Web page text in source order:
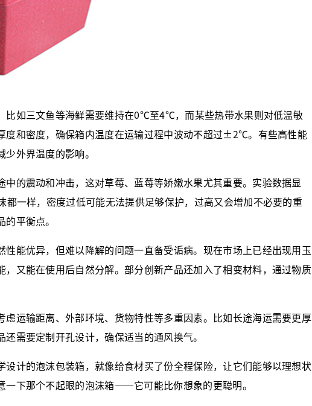
如三文鱼等海鲜需要维持在0℃至4℃，而某些热带水果则对低温敏
度和密度，确保箱内温度在运输过程中波动不超过±2℃。有些高性能
外界温度的影响。
震动和冲击，这对草莓、蓝莓等娇嫩水果尤其重要。实验数据显
一样，密度过低可能无法提供足够保护，过高又会增加不必要的重
平衡点。
优异，但难以降解的问题一直备受诟病。现在市场上已经出现用玉
又能在使用后自然分解。部分创新产品还加入了相变材料，通过物质
运输距离、外部环境、货物特性等多重因素。比如长途海运需要更厚
需要定制开孔设计，确保适当的通风换气。
计的泡沫包装箱，就像给食材买了份全程保险，让它们能够以理想状
下那个不起眼的泡沫箱——它可能比你想象的更聪明。